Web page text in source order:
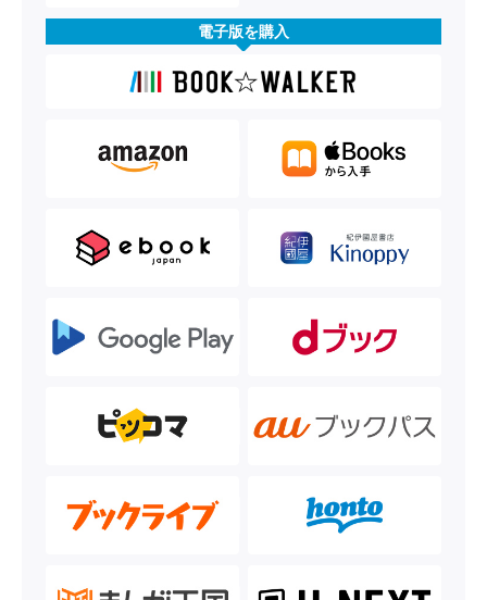
電子版を購入